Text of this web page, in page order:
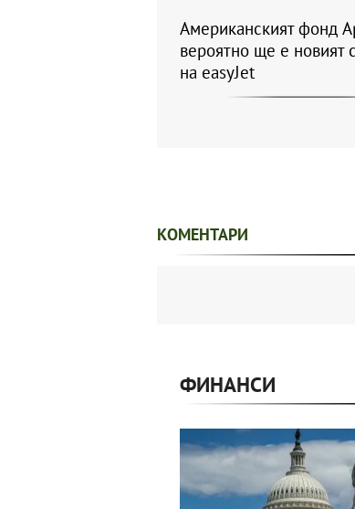
Американският фонд
вероятно ще е новият
на easyJet
КОМЕНТАРИ
ФИНАНСИ